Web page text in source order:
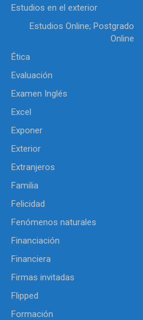
Estudios en el exterior
Estudios Online; Postgrado
Online
Ética
Evaluación
Examen Inglés
Excel
Exponer
Exterior
Extranjeros
Familia
Felicidad
Fenómenos naturales
Financiación
Financiera
Firmas invitadas
Flipped
Formación